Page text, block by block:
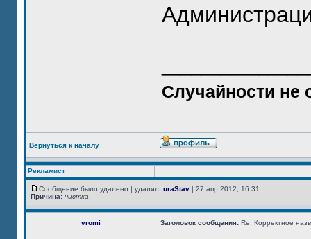
Случайности не
Вернуться к началу
Рекламист
Сообщение было удалено | удалил: uraStav | 27 апр 2012, 16:31.
Причина: чистка
vromi Заголовок сообщения: Re: Корректное